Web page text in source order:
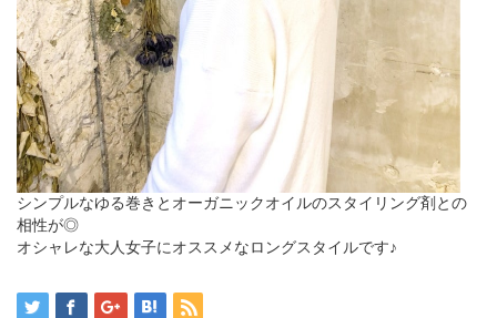
シンプルなゆる巻きとオーガニックオイルのスタイリング剤との
相性が◎
オシャレな大人女子にオススメなロングスタイルです♪